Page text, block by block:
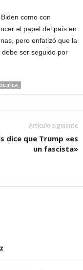
como con
el papel del país en
pero enfatizó que la
ser seguido por
Artículo siguiente
dice que Trump «es
un fascista»